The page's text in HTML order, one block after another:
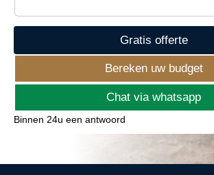
Gratis offerte
Bereken uw budget
Chat via whatsapp
Binnen 24u een antwoord